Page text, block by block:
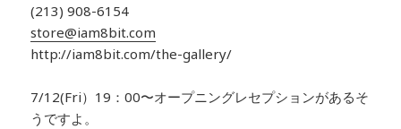
(213) 908-6154
store@iam8bit.com
http://iam8bit.com/the-gallery/
7/12(Fri）19：00〜オープニングレセプションがあるそ
うですよ。